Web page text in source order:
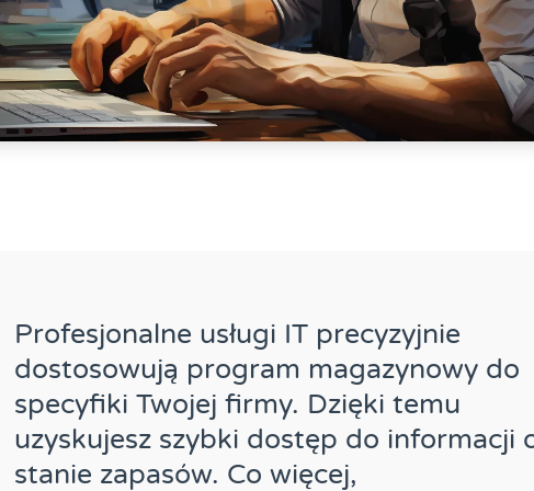
Profesjonalne usługi IT precyzyjnie
dostosowują program magazynowy do
specyfiki Twojej firmy. Dzięki temu
uzyskujesz szybki dostęp do informacji
stanie zapasów. Co więcej,